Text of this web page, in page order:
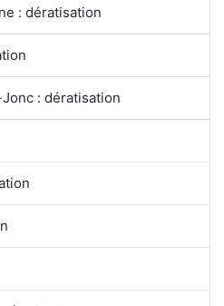
: dératisation
: dératisation